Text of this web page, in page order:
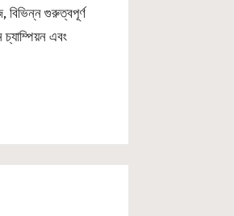
গুরুত্বপূর্ণ
এবং